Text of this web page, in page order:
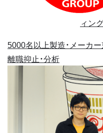
ィン
5000名以上製造・メーカー
離職抑止・分析